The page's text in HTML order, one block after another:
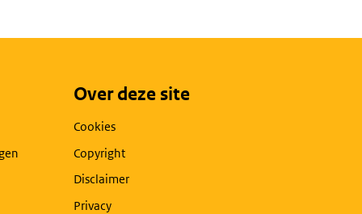
Over deze site
Cookies
Copyright
Disclaimer
Privacy